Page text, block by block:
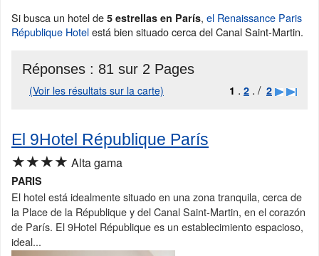
Si busca un hotel de 5 estrellas en París, el Renaissance Paris
République Hotelestá bien situado cerca del Canal Saint-Martin.
Réponses : 81 sur 2 Pages
1 . 2 . / 2
(Voir les résultats sur la carte)
El 9Hotel République París
★★★★ Alta gama
PARIS
El hotel está idealmente situado en una zona tranquila, cerca de
la Place de la République y del Canal Saint-Martin, en el corazón
de París. El 9Hotel République es un establecimiento espacioso,
ideal...